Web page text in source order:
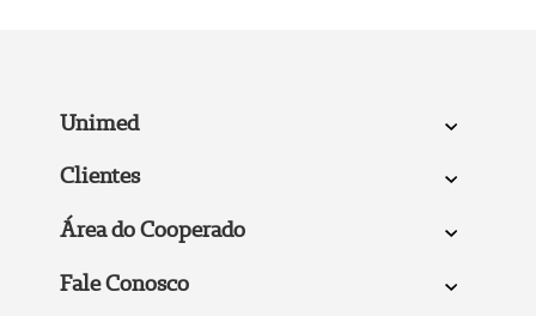
Unimed
Clientes
Área do Cooperado
Fale Conosco